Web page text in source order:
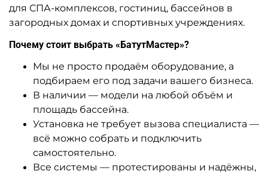
для СПА-комплексов, гостиниц, бассейнов в
загородных домах и спортивных учреждениях.
Почему стоит выбрать «БатутМастер»?
Мы не просто продаём оборудование, а
подбираем его под задачи вашего бизнеса.
В наличии — модели на любой объём и
площадь бассейна.
Установка не требует вызова специалиста —
всё можно собрать и подключить
самостоятельно.
Все системы — протестированы и надёжны,